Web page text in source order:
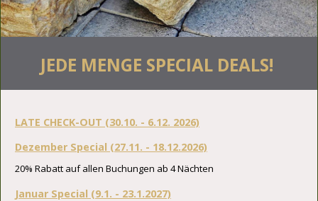
JEDE MENGE SPECIAL DEALS!
LATE CHECK-OUT (30.10. - 6.12. 2026)
Dezember Special (27.11. - 18.12.2026)
20% Rabatt auf allen Buchungen ab 4 Nächten
Januar Special (9.1. - 23.1.2027)